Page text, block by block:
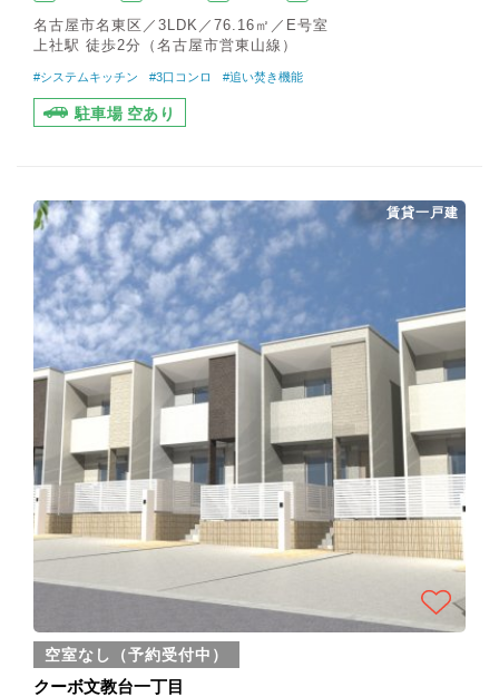
名古屋市名東区／3LDK／76.16㎡／E号室
上社駅 徒歩2分（名古屋市営東山線）
#システムキッチン #3口コンロ #追い焚き機能
駐車場 空あり
空室なし（予約受付中）
クーボ文教台一丁目
賃貸一戸建